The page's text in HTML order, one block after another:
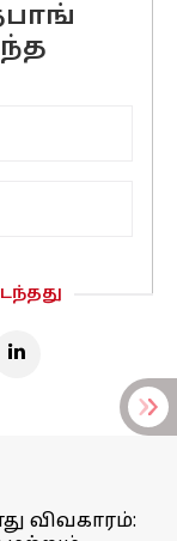
விவகாரம்: